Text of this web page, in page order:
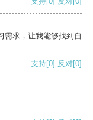
需求，让我能够找到自
支持[0] 反对[0]